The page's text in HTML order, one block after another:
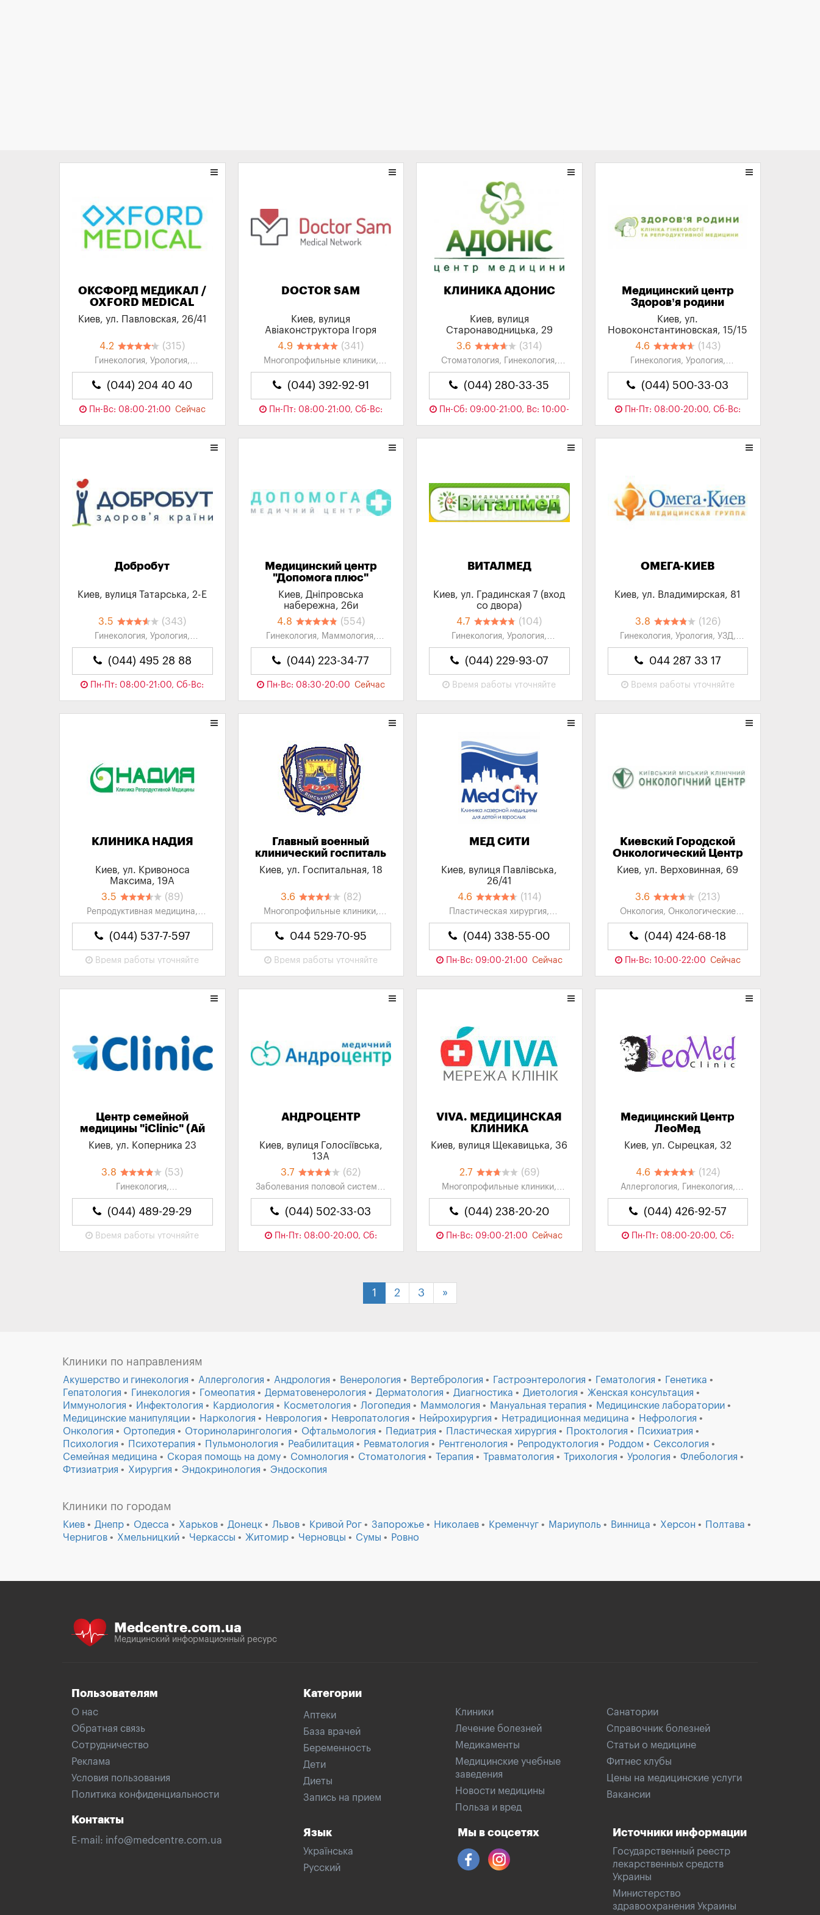
ОКСФОРД МЕДИКАЛ /
OXFORD MEDICAL
Киев, ул. Павловская, 26/41
4.2 (315)
Гинекология, Урология,
Проктология, Стоматология,
дерматология...
(044) 204 40 40
Пн-Вс: 08:00-21:00 Сейчас
DOCTOR SAM
Киев, вулиця
Авiаконструктора Iгоря
Сiкорського, 1
4.9 (341)
Многопрофильные клиники,
Семейная медицина, Терапия,
Оториноларингология,
Акушерство/Гинекология...
(044) 392-92-91
Пн-Пт: 08:00-21:00, Сб-Вс:
КЛИНИКА АДОНИС
Киев, вулиця
Старонаводницька, 29
3.6
(314)
Стоматология, Гинекология,
Урология, Эндокринология,
Хирургия...
(044) 280-33-35
Пн-Сб: 09:00-21:00, Вс: 10:00-
Медицинский центр
Здоров’я родини
Киев, ул.
Новоконстантиновская, 15/15
4.6
(143)
Гинекология, Урология,
Андрология, Хирургия,
Пластическая хирургия...
(044) 500-33-03
Пн-Пт: 08:00-20:00, Сб-Вс:
Добробут
Киев, вулиця Татарська, 2-Е
3.5 (343)
Гинекология, Урология,
Проктология, УЗД, Кардиология...
(044) 495 28 88
Пн-Пт: 08:00-21:00, Сб-Вс:
Медицинский центр
"Допомога плюс"
Киев, Дніпровська
набережна, 26и
4.8
(554)
Гинекология, Маммология,
Урология, Диагностика, Семейная
медицина...
(044) 223-34-77
Пн-Вс: 08:30-20:00 Сейчас
ВИТАЛМЕД
Киев, ул. Градинская 7 (вход
со двора)
4.7
(104)
Гинекология, Урология,
Стоматология, Клиники,
Многопрофильные клиники...
(044) 229-93-07
Время работы уточняйте
ОМЕГА-КИЕВ
Киев, ул. Владимирская, 81
3.8 (126)
Гинекология, Урология, УЗД,
Лаборатории, Многопрофильные
клиники...
044 287 33 17
Время работы уточняйте
КЛИНИКА НАДИЯ
Киев, ул. Кривоноса
Максима, 19А
3.5
(89)
Репродуктивная медицина,
Бесплодие, Медицинские
Центры, Клиники
(044) 537-7-597
Время работы уточняйте
Главный военный
клинический госпиталь
Киев, ул. Госпитальная, 18
3.6 (82)
Многопрофильные клиники,
Клиники, Медицинские Центры
044 529-70-95
Время работы уточняйте
МЕД СИТИ
Киев, вулиця Павлівська,
26/41
4.6
(114)
Пластическая хирургия,
Лазерная хирургия,
дерматология, Косметология,
Лазерная косметология...
(044) 338-55-00
Пн-Вс: 09:00-21:00 Сейчас
Киевский Городской
Онкологический Центр
Киев, ул. Верховинная, 69
3.6 (213)
Онкология, Онкологические
заболевания, Онкологические
клиники, Гинекология,
Иммунология...
(044) 424-68-18
Пн-Вс: 10:00-22:00 Сейчас
Центр семейной
медицины "iClinic" (Ай
Клиник)
Киев, ул. Коперника 23
3.8 (53)
Гинекология,
Оториноларингология, Терапия,
Урология, Невропатология...
(044) 489-29-29
Время работы уточняйте
АНДРОЦЕНТР
Киев, вулиця Голосіївська,
13А
3.7
(62)
Заболевания половой системы,
Мужские болезни, Женское
здоровье, Урология,
Гинекология...
(044) 502-33-03
Пн-Пт: 08:00-20:00, Сб:
VIVA. МЕДИЦИНСКАЯ
КЛИНИКА
Киев, вулиця Щекавицька, 36
2.7 (69)
Многопрофильные клиники,
Медицинские Центры, Клиники
(044) 238-20-20
Пн-Вс: 09:00-21:00 Сейчас
Медицинский Центр
ЛеоМед
Киев, ул. Сырецкая, 32
4.6 (124)
Аллергология, Гинекология,
Диагностика, Лаборатории,
Оториноларингология...
(044) 426-92-57
Пн-Пт: 08:00-20:00, Сб:
1 2 3 »
Клиники по направлениям
Акушерство и гинекология Аллергология Андрология Венерология Вертебрология Гастроэнтерология Гематология
Генетика
Гепатология
Гинекология Гомеопатия Дерматовенерология Дерматология Диагностика Диетология
Женская консультация
Иммунология
Инфектология Кардиология Косметология Логопедия Маммология Мануальная терапия
Медицинские лаборатории
Медицинские манипуляции
Наркология Неврология Невропатология Нейрохирургия Нетрадиционная медицина
Нефрология
Онкология
Ортопедия Оториноларингология Офтальмология Педиатрия Пластическая хирургия Проктология
Психиатрия
Психология
Психотерапия Пульмонология Реабилитация Ревматология Рентгенология Репродуктология Роддом
Сексология
Семейная медицина
Скорая помощь на дому Сомнология Стоматология Терапия Травматология Трихология Урология
Флебология
Фтизиатрия
Хирургия Эндокринология Эндоскопия
Клиники по городам
Киев Днепр Одесса Харьков Донецк Львов Кривой Рог Запорожье Николаев Кременчуг Мариуполь Винница Херсон
Полтава
Чернигов
Хмельницкий Черкассы Житомир Черновцы Сумы Ровно
Medcentre.com.ua
Медицинский информационный ресурс
Пользователям
О нас
Обратная связь
Сотрудничество
Реклама
Условия пользования
Политика конфиденциальности
Контакты
E-mail: info@medcentre.com.ua
Категории
Аптеки
База врачей
Беременность
Дети
Диеты
Запись на прием
Клиники
Лечение болезней
Медикаменты
Медицинские учебные
заведения
Новости медицины
Польза и вред
Санатории
Справочник болезней
Статьи о медицине
Фитнес клубы
Цены на медицинские услуги
Вакансии
Язык
Українська
Русский
Мы в соцсетях Источники информации
Государственный реестр
лекарственных средств
Украины
Министерство
здравоохранения Украины